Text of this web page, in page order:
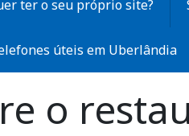
ter o seu próprio site?
úteis em Uberlândia
o